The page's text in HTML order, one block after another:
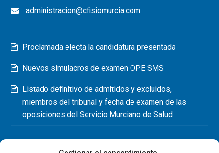
administracion@cfisiomurcia.com
Proclamada electa la candidatura presentada
Nuevos simulacros de examen OPE SMS
Listado definitivo de admitidos y excluidos,
miembros del tribunal y fecha de examen de las
oposiciones del Servicio Murciano de Salud